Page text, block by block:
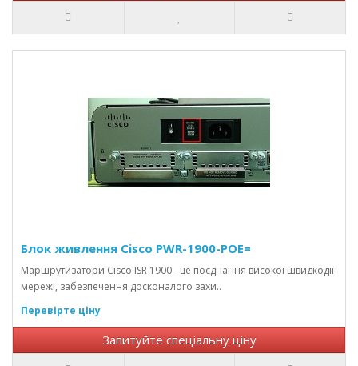
Блок живлення Cisco PWR-1900-POE=
Маршрутизатори Cisco ISR 1900 - це поєднання високої швидкодії
мережі, забезпечення досконалого захи..
Перевірте ціну
Запитуйте спеціальну ціну